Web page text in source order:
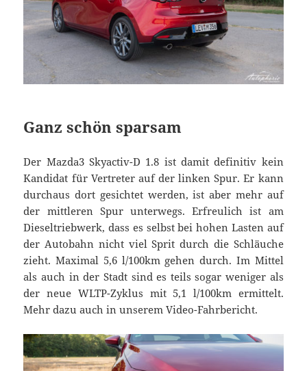
Ganz schön sparsam
Der Mazda3 Skyactiv-D 1.8 ist damit definitiv kein
Kandidat für Vertreter auf der linken Spur. Er kann
durchaus dort gesichtet werden, ist aber mehr auf
der mittleren Spur unterwegs. Erfreulich ist am
Dieseltriebwerk, dass es selbst bei hohen Lasten auf
der Autobahn nicht viel Sprit durch die Schläuche
zieht. Maximal 5,6 l/100km gehen durch. Im Mittel
als auch in der Stadt sind es teils sogar weniger als
der neue WLTP-Zyklus mit 5,1 l/100km ermittelt.
Mehr dazu auch in unserem Video-Fahrbericht.